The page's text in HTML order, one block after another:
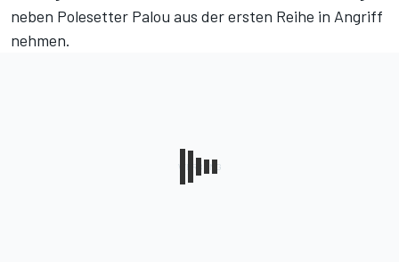
neben Polesetter Palou aus der ersten Reihe in Angriff
nehmen.